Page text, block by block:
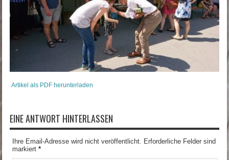
Artikel als PDF herunterladen
EINE ANTWORT HINTERLASSEN
Ihre Email-Adresse wird nicht veröffentlicht. Erforderliche Felder sind
markiert *